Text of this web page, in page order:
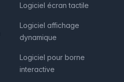
Logiciel écran tactile
Logiciel affichage
dynamique
Logiciel pour borne
interactive